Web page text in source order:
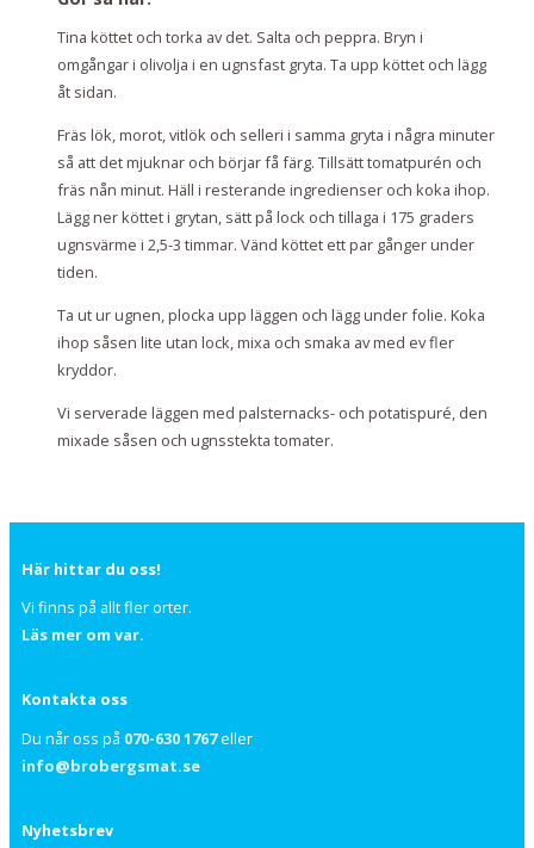
Tina köttet och torka av det. Salta och peppra. Bryn i
omgångar i olivolja i en ugnsfast gryta. Ta upp köttet och lägg
åt sidan.
Fräs lök, morot, vitlök och selleri i samma gryta i några minuter
så att det mjuknar och börjar få färg. Tillsätt tomatpurén och
fräs nån minut. Häll i resterande ingredienser och koka ihop.
Lägg ner köttet i grytan, sätt på lock och tillaga i 175 graders
ugnsvärme i 2,5-3 timmar. Vänd köttet ett par gånger under
tiden.
Ta ut ur ugnen, plocka upp läggen och lägg under folie. Koka
ihop såsen lite utan lock, mixa och smaka av med ev fler
kryddor.
Vi serverade läggen med palsternacks- och potatispuré, den
mixade såsen och ugnsstekta tomater.
Här hittar du oss!
Vi finns på allt fler orter.
Läs mer om var.
Kontakta oss
Du når oss på 070-630 1767eller
info@brobergsmat.se
Nyhetsbrev